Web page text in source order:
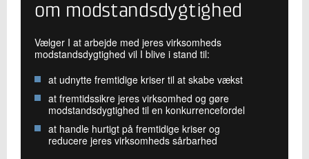
om modstandsdygtighed
Vælger I at arbejde med jeres virksomheds
modstandsdygtighed vil I blive i stand til:
at udnytte fremtidige kriser til at skabe vækst
at fremtidssikre jeres virksomhed og gøre
modstandsdygtighed til en konkurrencefordel
at handle hurtigt på fremtidige kriser og
reducere jeres virksomheds sårbarhed